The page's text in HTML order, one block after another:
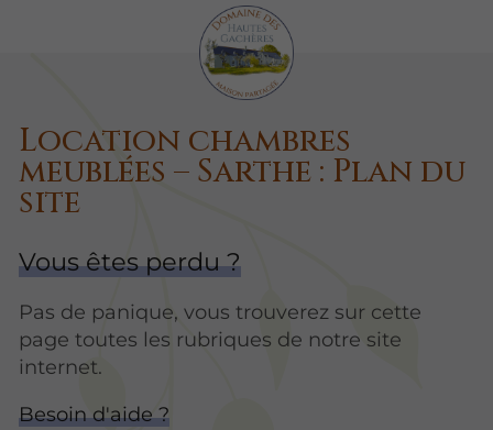
Location chambres
meublées – Sarthe : Plan du
site
Vous êtes perdu ?
Pas de panique, vous trouverez sur cette
page toutes les rubriques de notre site
internet.​​
Besoin d'aide ?